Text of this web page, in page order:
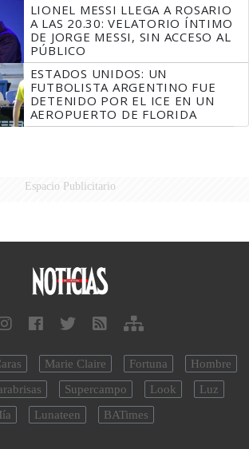
LIONEL MESSI LLEGA A ROSARIO
A LAS 20.30: VELATORIO ÍNTIMO
DE JORGE MESSI, SIN ACCESO AL
PÚBLICO
ESTADOS UNIDOS: UN
FUTBOLISTA ARGENTINO FUE
DETENIDO POR EL ICE EN UN
AEROPUERTO DE FLORIDA
Espacio Publicitario
Marie Claire Fortuna
Hombre
Supercampo Look
Luz
Lunateen BATimes